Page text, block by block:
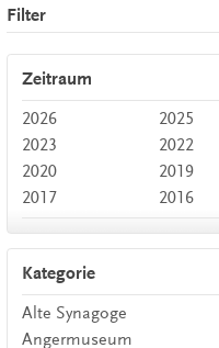
Filter
Zeitraum
2026 2025
2023
2022
2020
2019
2017
2016
Kategorie
Alte Synagoge
Angermuseum